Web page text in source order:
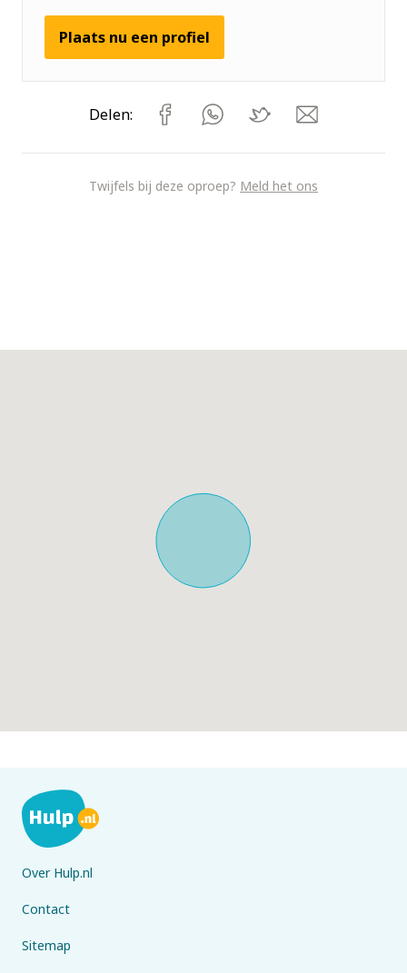
Plaats nu een profiel
Delen:
Twijfels bij deze oproep? Meld het ons
Over Hulp.nl
Contact
Sitemap